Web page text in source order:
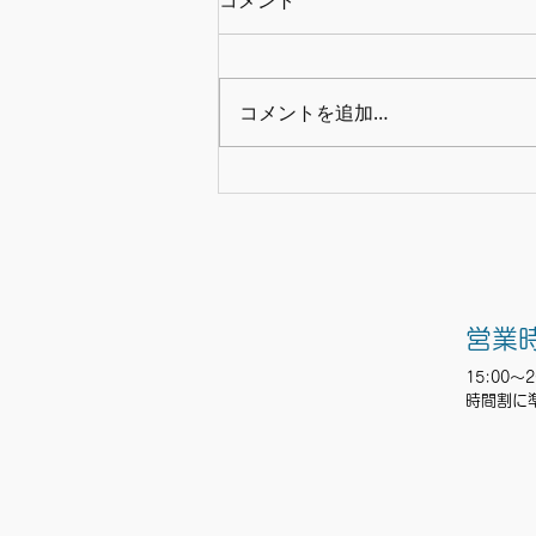
コメントを追加…
営業
15:00〜
時間割